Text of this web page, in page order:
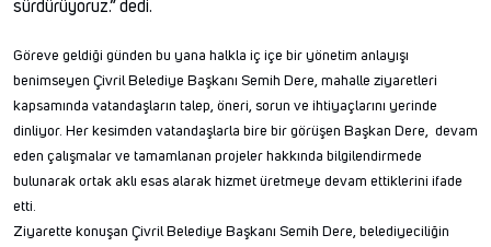
sürdürüyoruz.” dedi.
Göreve geldiği günden bu yana halkla iç içe bir yönetim anlayışı
benimseyen Çivril Belediye Başkanı Semih Dere, mahalle ziyaretleri
kapsamında vatandaşların talep, öneri, sorun ve ihtiyaçlarını yerinde
dinliyor. Her kesimden vatandaşlarla bire bir görüşen Başkan Dere, devam
eden çalışmalar ve tamamlanan projeler hakkında bilgilendirmede
bulunarak ortak aklı esas alarak hizmet üretmeye devam ettiklerini ifade
etti.
Ziyarette konuşan Çivril Belediye Başkanı Semih Dere, belediyeciliğin